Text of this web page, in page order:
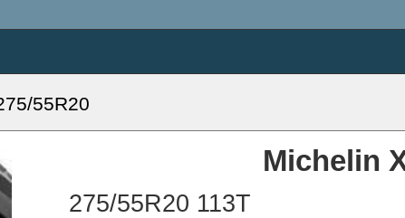
55R20
Michelin
275/55R20 113T